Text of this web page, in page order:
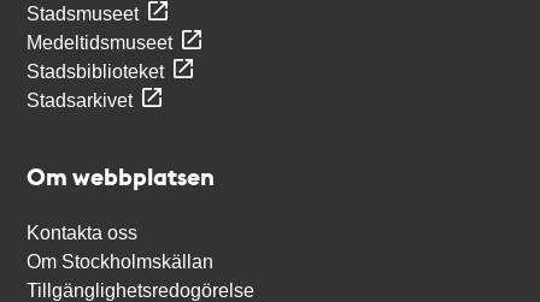
Stadsmuseet
Medeltidsmuseet
Stadsbiblioteket
Stadsarkivet
Om webbplatsen
Kontakta oss
Om Stockholmskällan
Tillgänglighetsredogörelse